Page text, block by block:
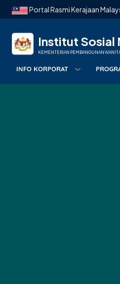
Langkau ke kandungan utama
Portal Rasmi Kerajaan
Institut Sosial
KEMENTERIAN PEMBANGUNAN WANITA
INFO KORPORAT